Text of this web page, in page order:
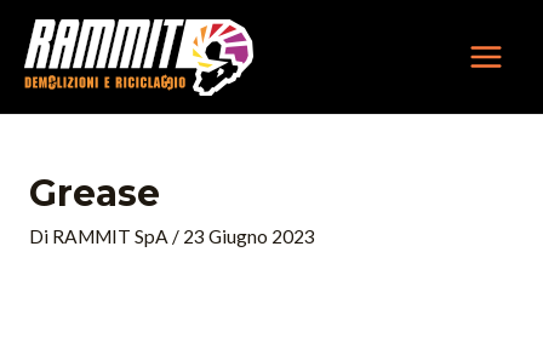
contenuto
Grease
Di RAMMIT SpA / 23 Giugno 2023